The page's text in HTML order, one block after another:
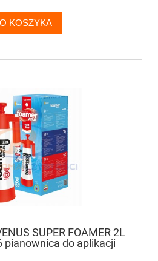
KOSZYKA
SUPER FOAMER 2L
pianownica do aplikacji
kwasów